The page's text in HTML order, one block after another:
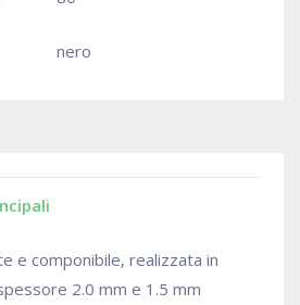
nero
e componibile, realizzata in
2.0 mm e 1.5 mm